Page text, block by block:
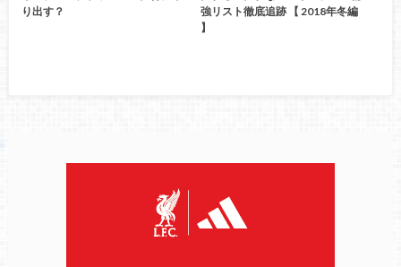
り出す？
強リスト徹底追跡 【 2018年冬編
】